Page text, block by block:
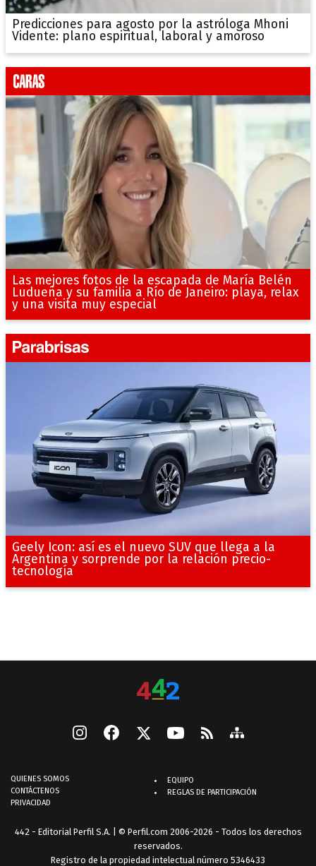
Predicciones para agosto por la astróloga Mhoni
Vidente: plano espiritual, laboral y amoroso
Las mejores fotos de la escapada de María Belén
Ludueña y su familia a Río de Janeiro: playa, relax
y una visita muy especial
Geely Icon: así es el nuevo SUV que llega a la
Argentina y sorprende por la relación precio-
tecnología
QUIENES SOMOS
CONTÁCTENOS
PRIVACIDAD
EQUIPO
REGLAS DE PARTICIPACIÓN
442 - Editorial Perfil S.A. | © Perfil.com 2006-2026 - Todos los derechos
reservados.
Registro de la propiedad intelectual número 5346433